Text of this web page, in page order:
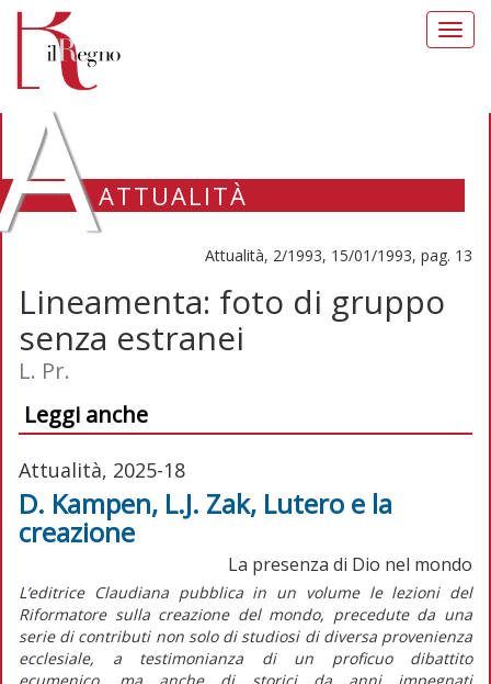
ATTUALITÀ
Attualità, 2/1993, 15/01/1993, pag. 13
Lineamenta: foto di gruppo
senza estranei
L. Pr.
Leggi anche
Attualità, 2025-18
D. Kampen, L.J. Zak, Lutero e la
creazione
La presenza di Dio nel mondo
L’editrice Claudiana pubblica in un volume le lezioni del
Riformatore sulla creazione del mondo, precedute da una
serie di contributi non solo di studiosi di diversa provenienza
ecclesiale, a testimonianza di un proficuo dibattito